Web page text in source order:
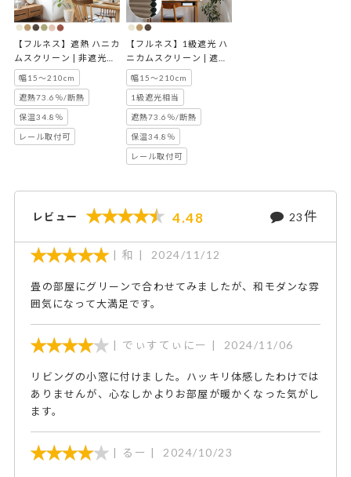
【フルネス】遮熱 ハニカ
ムスクリーン | 非遮光オ
ーランド
幅15～210cm
遮熱73.6％/断熱
保温34.8％
レール取付可
【フルネス】1級遮光 ハ
ニカムスクリーン | 遮光
オーランド
幅15～210cm
1級遮光相当
遮熱73.6％/断熱
保温34.8％
レール取付可
レビュー 4.48 23件
和 2024/11/12
畳の部屋にグリーンで合わせてみましたが、和モダンな雰
囲気になって大満足です。
でぃすてぃにー 2024/11/06
リビングの小窓に付けました。ハッキリ体感したわけでは
ありませんが、心なしかよりお部屋が暖かくなった気がし
ます。
るー 2024/10/23